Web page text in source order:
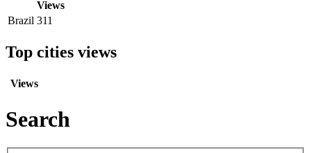
Views
Brazil 311
Top cities views
Views
Search